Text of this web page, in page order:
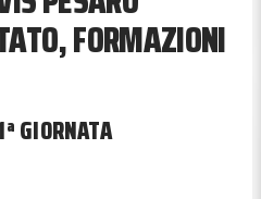
FORMAZIONI
GIORNATA